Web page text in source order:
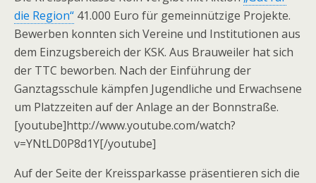
die Region“ 41.000 Euro für gemeinnützige Projekte.
Bewerben konnten sich Vereine und Institutionen aus
dem Einzugsbereich der KSK. Aus Brauweiler hat sich
der TTC beworben. Nach der Einführung der
Ganztagsschule kämpfen Jugendliche und Erwachsene
um Platzzeiten auf der Anlage an der Bonnstraße.
[youtube]http://www.youtube.com/watch?
v=YNtLD0P8d1Y[/youtube]
Auf der Seite der Kreissparkasse präsentieren sich die